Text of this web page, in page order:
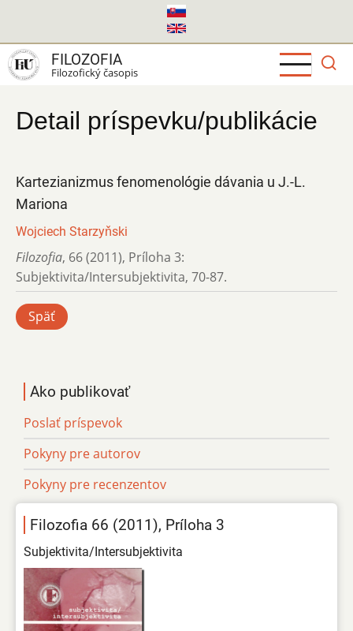
hlavný
obsah
FILOZOFIA
Filozofický časopis
Detail príspevku/publikácie
Kartezianizmus fenomenológie dávania u J.-L.
Mariona
Wojciech Starzyňski
Filozofia, 66 (2011), Príloha 3:
Subjektivita/Intersubjektivita, 70-87.
Späť
Ako publikovať
Poslať príspevok
Pokyny pre autorov
Pokyny pre recenzentov
Filozofia 66 (2011), Príloha 3
Subjektivita/Intersubjektivita